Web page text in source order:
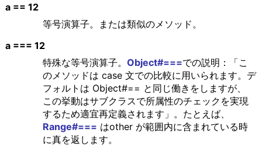
a == 12
等号演算子。または類似のメソッド。
a === 12
特殊な等号演算子。 Object#===での説明：「こ
のメソッドは case 文での比較に用いられます。デ
フォルトは Object#== と同じ働きをしますが、
この挙動はサブクラスで所属性のチェックを実現
するため適宜再定義されます」。たとえば、
Range#=== はother が範囲内に含まれている時
に真を返します。